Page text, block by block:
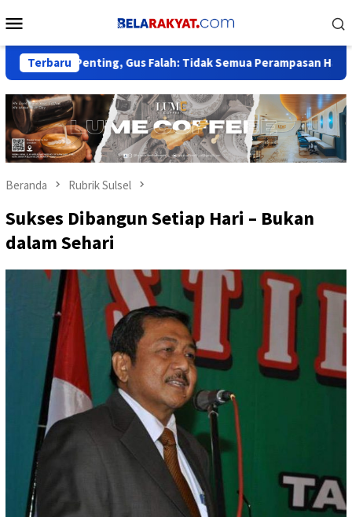
ke
Mobile
Terbaru
Penting, Gus Falah: Tidak Semua Perampasan Harus Tunggu
Beranda Rubrik Sulsel
Sukses Dibangun Setiap Hari – Bukan
dalam Sehari